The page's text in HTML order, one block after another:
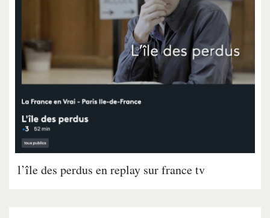
l’île des perdus en replay sur france tv